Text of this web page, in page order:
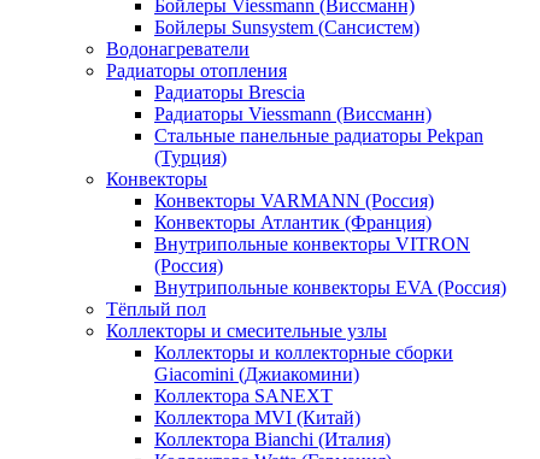
Бойлеры Viessmann (Виссманн)
Бойлеры Sunsystem (Сансистем)
Водонагреватели
Радиаторы отопления
Радиаторы Brescia
Радиаторы Viessmann (Виссманн)
Стальные панельные радиаторы Pekpan
(Турция)
Конвекторы
Конвекторы VARMANN (Россия)
Конвекторы Атлантик (Франция)
Внутрипольные конвекторы VITRON
(Россия)
Внутрипольные конвекторы EVA (Россия)
Тёплый пол
Коллекторы и смесительные узлы
Коллекторы и коллекторные сборки
Giacomini (Джиакомини)
Коллектора SANEXT
Коллектора MVI (Китай)
Коллектора Bianchi (Италия)